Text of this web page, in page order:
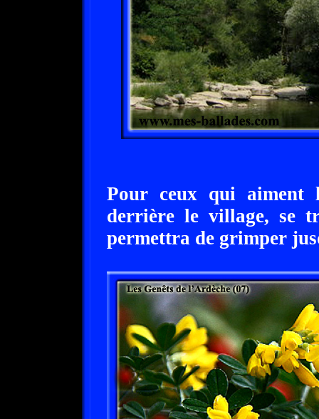
Pour ceux qui aiment
derrière le village, se
permettra de grimper